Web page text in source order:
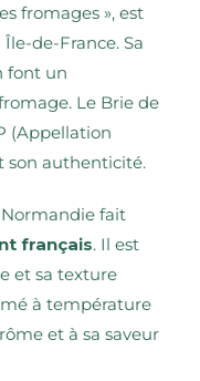
fromages », est
de-France. Sa
font un
Le Brie de
(Appellation
son authenticité.
fait
français. Il est
et sa texture
à température
et à sa saveur